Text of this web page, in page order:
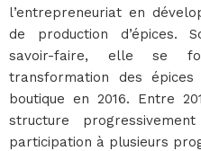
l’entrepreneuriat en
de production d’épices.
savoir-faire, elle se
transformation des
boutique en 2016. Entre
structure
participation à plusieurs